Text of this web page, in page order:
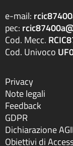
e-mail:
pec:
Cod. Mecc.
Cod. Univoco
Privacy
Note legali
Feedback
GDPR
Dichiarazione
Obiettivi di